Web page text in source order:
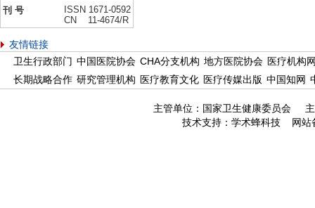
刊 号
ISSN 1671-0592
CN 11-4674/R
友情链接
卫生行政部门 中国医院协会 CHA分支机构 地方医院协会 医疗机构
长期战略合作 研究管理机构 医疗教育文化 医疗传媒出版 中国知网
主管单位：国家卫生健康委员会
技术支持：学术蜂科技 网站